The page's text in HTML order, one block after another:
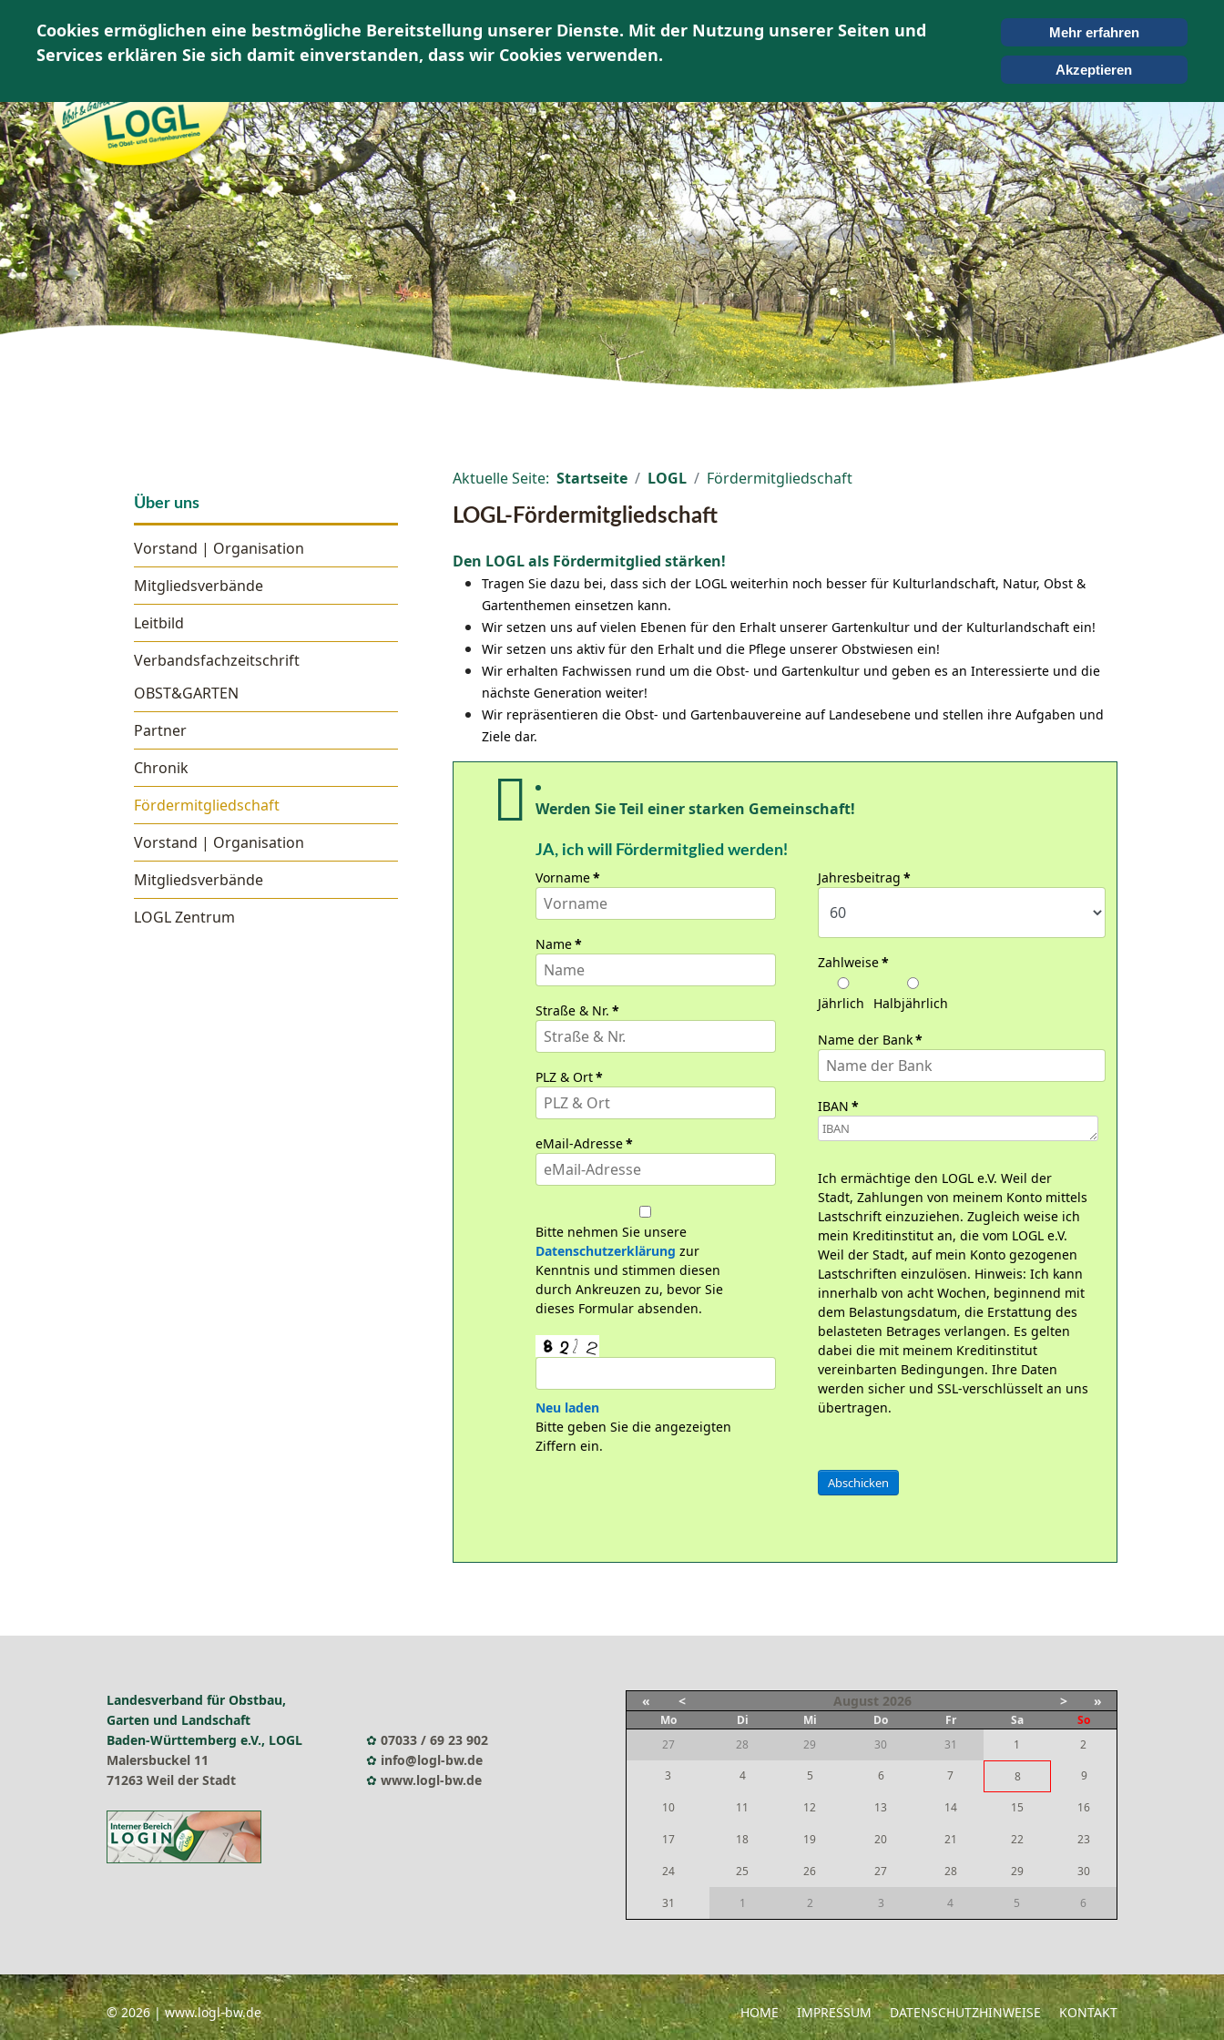
HOME LOGL THEMEN SERVICE SCHULUNGSANGEBOTE TERMINE SUCHEN
Über uns
Vorstand | Organisation
Mitgliedsverbände
Leitbild
Verbandsfachzeitschrift
OBST&GARTEN
Partner
Chronik
Fördermitgliedschaft
Vorstand | Organisation
Mitgliedsverbände
LOGL Zentrum
Aktuelle Seite: Startseite LOGL Fördermitgliedschaft
LOGL-Fördermitgliedschaft
Den LOGL als Fördermitglied stärken!
Tragen Sie dazu bei, dass sich der LOGL weiterhin noch besser für Kulturlandschaft, Natur, Obst &
Gartenthemen einsetzen kann.
Wir setzen uns auf vielen Ebenen für den Erhalt unserer Gartenkultur und der Kulturlandschaft ein!
Wir setzen uns aktiv für den Erhalt und die Pflege unserer Obstwiesen ein!
Wir erhalten Fachwissen rund um die Obst- und Gartenkultur und geben es an Interessierte und die
nächste Generation weiter!
Wir repräsentieren die Obst- und Gartenbauvereine auf Landesebene und stellen ihre Aufgaben und
Ziele dar.
Werden Sie Teil einer starken Gemeinschaft!
JA, ich will Fördermitglied werden!
Vorname*
Name*
Straße & Nr. *
PLZ & Ort*
eMail-Adresse*
Bitte nehmen Sie unsere
Datenschutzerklärung zur
Kenntnis und stimmen diesen
durch Ankreuzen zu, bevor Sie
dieses Formular absenden.
Neu laden
Bitte geben Sie die angezeigten
Ziffern ein.
Jahresbeitrag *
Zahlweise*
Jährlich Halbjährlich
Name der Bank*
IBAN *
Ich ermächtige den LOGL e.V. Weil der
Stadt, Zahlungen von meinem Konto mittels
Lastschrift einzuziehen. Zugleich weise ich
mein Kreditinstitut an, die vom LOGL e.V.
Weil der Stadt, auf mein Konto gezogenen
Lastschriften einzulösen. Hinweis: Ich kann
innerhalb von acht Wochen, beginnend mit
dem Belastungsdatum, die Erstattung des
belasteten Betrages verlangen. Es gelten
dabei die mit meinem Kreditinstitut
vereinbarten Bedingungen. Ihre Daten
werden sicher und SSL-verschlüsselt an uns
übertragen.
Abschicken
Landesverband für Obstbau,
Garten und Landschaft
Baden-Württemberg e.V., LOGL
Malersbuckel 11
71263 Weil der Stadt
✿ 07033 / 69 23 902
✿ info@logl-bw.de
✿ www.logl-bw.de
« < August 2026 > »
Mo Di Mi Do Fr Sa
So
27
28 29 30 31 1
2
3
4 5 6 7 8 9
10 11 12 13 14 15 16
17 18 19 20 21 22 23
24 25 26 27 28 29 30
31 1 2 3 4 5 6
© 2026 | www.logl-bw.de HOME IMPRESSUM DATENSCHUTZHINWEISE KONTAKT
Cookies ermöglichen eine bestmögliche Bereitstellung unserer Dienste. Mit der Nutzung unserer Seiten und
Services erklären Sie sich damit einverstanden, dass wir Cookies verwenden.
Mehr erfahren
Akzeptieren